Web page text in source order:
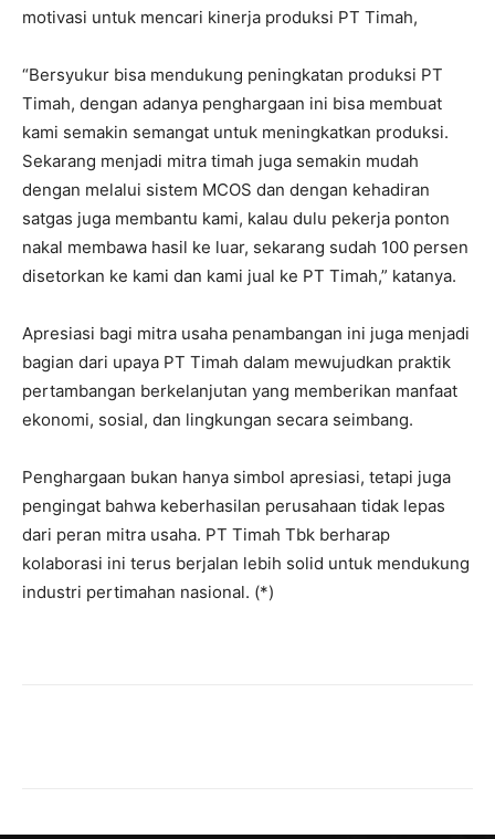
motivasi untuk mencari kinerja produksi PT Timah,
“Bersyukur bisa mendukung peningkatan produksi PT
Timah, dengan adanya penghargaan ini bisa membuat
kami semakin semangat untuk meningkatkan produksi.
Sekarang menjadi mitra timah juga semakin mudah
dengan melalui sistem MCOS dan dengan kehadiran
satgas juga membantu kami, kalau dulu pekerja ponton
nakal membawa hasil ke luar, sekarang sudah 100 persen
disetorkan ke kami dan kami jual ke PT Timah,” katanya.
Apresiasi bagi mitra usaha penambangan ini juga menjadi
bagian dari upaya PT Timah dalam mewujudkan praktik
pertambangan berkelanjutan yang memberikan manfaat
ekonomi, sosial, dan lingkungan secara seimbang.
Penghargaan bukan hanya simbol apresiasi, tetapi juga
pengingat bahwa keberhasilan perusahaan tidak lepas
dari peran mitra usaha. PT Timah Tbk berharap
kolaborasi ini terus berjalan lebih solid untuk mendukung
industri pertimahan nasional. (*)